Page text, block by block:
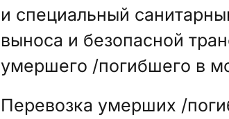
и специальный
выноса и безопасной
умершего /погибшего в
Перевозка умерших /